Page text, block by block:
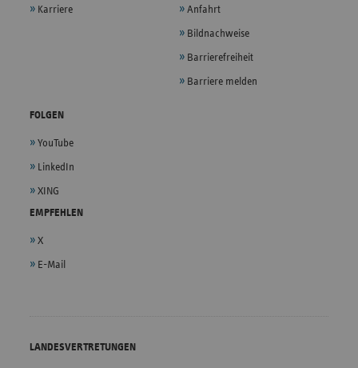
Karriere Anfahrt
Bildnachweise
Barrierefreiheit
Barriere melden
FOLGEN
YouTube
LinkedIn
XING
EMPFEHLEN
X
E-Mail
LANDESVERTRETUNGEN